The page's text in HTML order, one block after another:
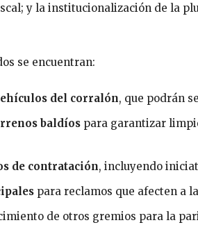
y la institucionalización de la
se encuentran:
del corralón, que podrán
baldíos para garantizar
de contratación, incluyendo
para reclamos que afecten a
de otros gremios para la